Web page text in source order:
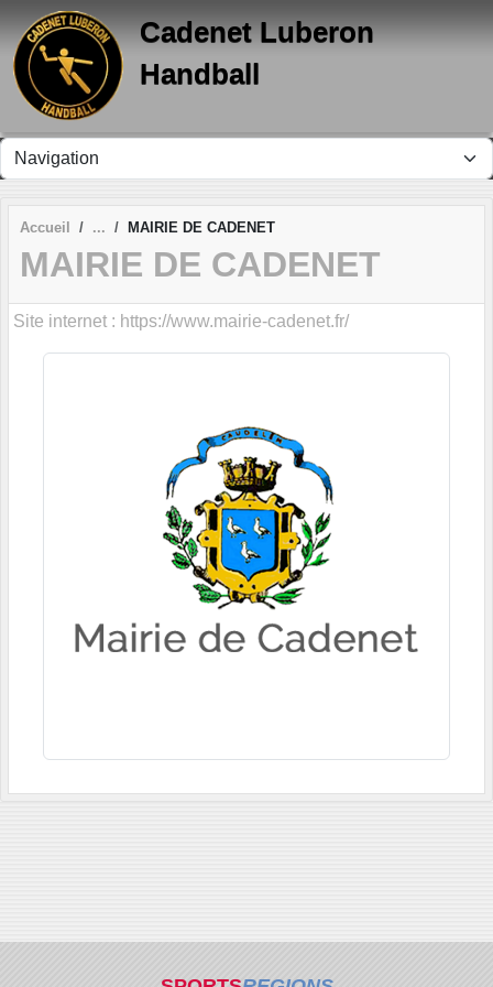
Cadenet Luberon
Handball
Accueil MAIRIE DE CADENET
MAIRIE DE CADENET
Site internet : https://www.mairie-cadenet.fr/
Panneau de gestion des cookies